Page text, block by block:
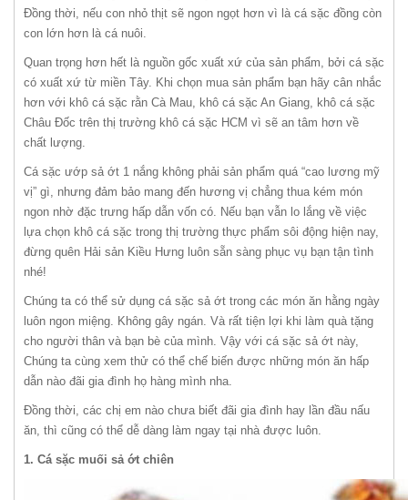
Đồng thời, nếu con nhỏ thịt sẽ ngon ngọt hơn vì là cá sặc đồng còn
con lớn hơn là cá nuôi.
Quan trọng hơn hết là nguồn gốc xuất xứ của sản phẩm, bởi cá sặc
có xuất xứ từ miền Tây. Khi chọn mua sản phẩm bạn hãy cân nhắc
hơn với khô cá sặc rằn Cà Mau, khô cá sặc An Giang, khô cá sặc
Châu Đốc trên thị trường khô cá sặc HCM vì sẽ an tâm hơn về
chất lượng.
Cá sặc ướp sả ớt 1 nắng không phải sản phẩm quá “cao lương mỹ
vị” gì, nhưng đảm bảo mang đến hương vị chẳng thua kém món
ngon nhờ đặc trưng hấp dẫn vốn có. Nếu bạn vẫn lo lắng về việc
lựa chọn khô cá sặc trong thị trường thực phẩm sôi động hiện nay,
đừng quên Hải sản Kiều Hưng luôn sẵn sàng phục vụ bạn tận tình
nhé!
Chúng ta có thể sử dụng cá sặc sả ớt trong các món ăn hằng ngày
luôn ngon miệng. Không gây ngán. Và rất tiện lợi khi làm quà tặng
cho người thân và bạn bè của mình. Vậy với cá sặc sả ớt này,
Chúng ta cùng xem thử có thể chế biến được những món ăn hấp
dẫn nào đãi gia đình họ hàng mình nha.
Đồng thời, các chị em nào chưa biết đãi gia đình hay lần đầu nấu
ăn, thì cũng có thể dễ dàng làm ngay tại nhà được luôn.
1. Cá sặc muối sả ớt chiên